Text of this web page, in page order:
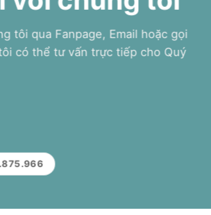
tôi qua Fanpage, Email hoặc gọi
có thể tư vấn trực tiếp cho Quý